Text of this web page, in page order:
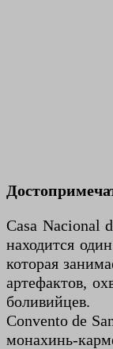
Casa Nacional
находится
которая
артефактов,
боливийцев.
Convento de
монахинь-